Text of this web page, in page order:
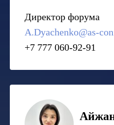
Директор форума
A.Dyachenko@as-
+7 777 060-92-91